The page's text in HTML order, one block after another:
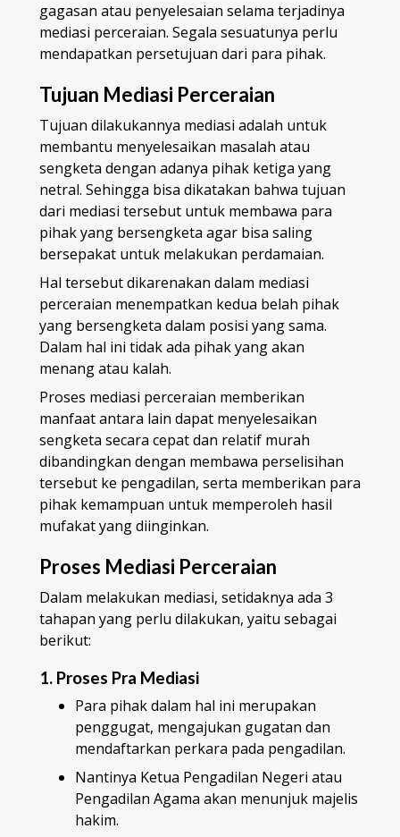
gagasan atau penyelesaian selama terjadinya
mediasi perceraian. Segala sesuatunya perlu
mendapatkan persetujuan dari para pihak.
Tujuan Mediasi Perceraian
Tujuan dilakukannya mediasi adalah untuk
membantu menyelesaikan masalah atau
sengketa dengan adanya pihak ketiga yang
netral. Sehingga bisa dikatakan bahwa tujuan
dari mediasi tersebut untuk membawa para
pihak yang bersengketa agar bisa saling
bersepakat untuk melakukan perdamaian.
Hal tersebut dikarenakan dalam mediasi
perceraian menempatkan kedua belah pihak
yang bersengketa dalam posisi yang sama.
Dalam hal ini tidak ada pihak yang akan
menang atau kalah.
Proses mediasi perceraian memberikan
manfaat antara lain dapat menyelesaikan
sengketa secara cepat dan relatif murah
dibandingkan dengan membawa perselisihan
tersebut ke pengadilan, serta memberikan para
pihak kemampuan untuk memperoleh hasil
mufakat yang diinginkan.
Proses Mediasi Perceraian
Dalam melakukan mediasi, setidaknya ada 3
tahapan yang perlu dilakukan, yaitu sebagai
berikut:
1. Proses Pra Mediasi
Para pihak dalam hal ini merupakan
penggugat, mengajukan gugatan dan
mendaftarkan perkara pada pengadilan.
Nantinya Ketua Pengadilan Negeri atau
Pengadilan Agama akan menunjuk majelis
hakim.